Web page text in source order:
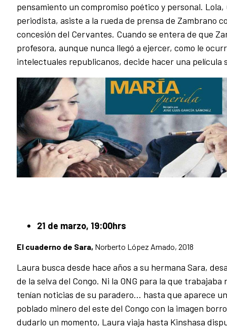
pensamiento un compromiso poético y personal. Lola,
periodista, asiste a la rueda de prensa de Zambrano
concesión del Cervantes. Cuando se entera de que
profesora, aunque nunca llegó a ejercer, como le
intelectuales republicanos, decide hacer una película
21 de marzo, 19:00hrs
El cuaderno de Sara, Norberto López Amado, 2018
Laura busca desde hace años a su hermana Sara,
de la selva del Congo. Ni la ONG para la que trabajaba
tenían noticias de su paradero... hasta que aparece
poblado minero del este del Congo con la imagen
dudarlo un momento, Laura viaja hasta Kinshasa